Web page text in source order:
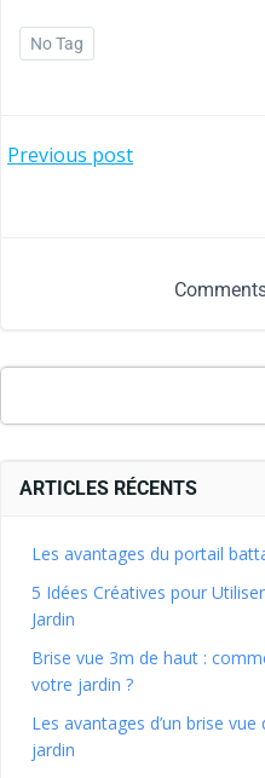
No Tag
Previous post
ARTICLES RÉCENTS
Les avantages du portail
5 Idées Créatives pour
Jardin
Brise vue 3m de haut :
votre jardin ?
Les avantages d’un brise
jardin